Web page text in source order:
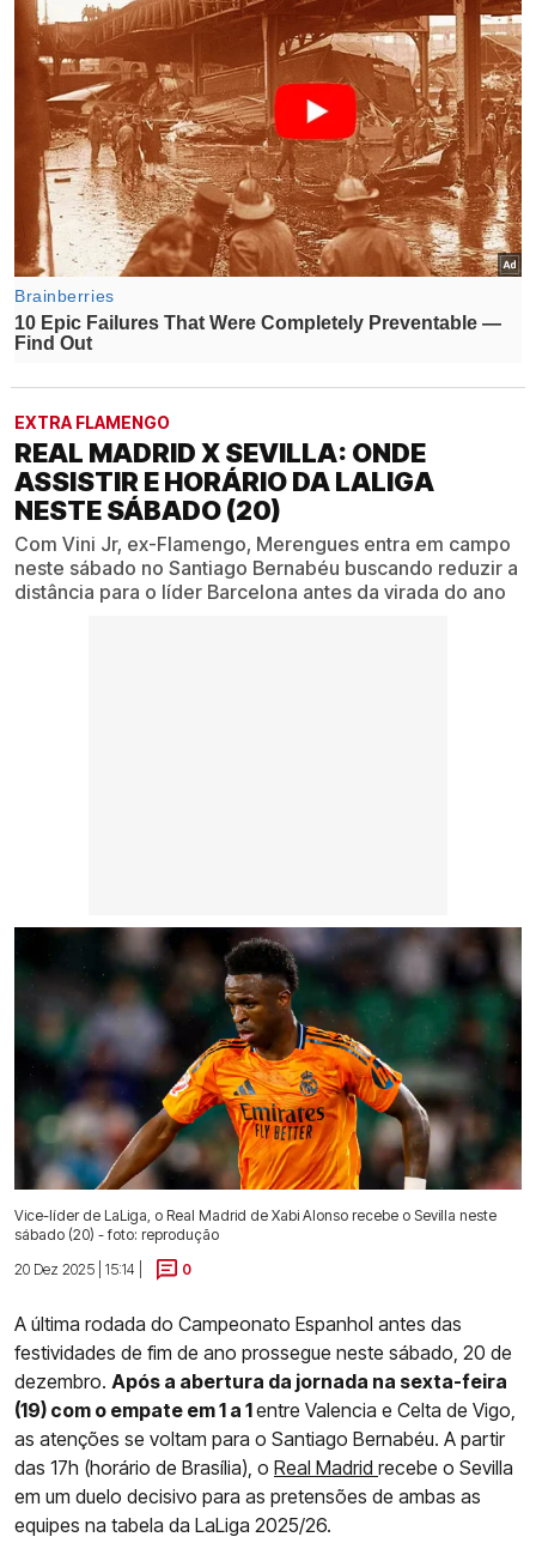
EXTRA FLAMENGO
REAL MADRID X SEVILLA: ONDE
ASSISTIR E HORÁRIO DA LALIGA
NESTE SÁBADO (20)
Com Vini Jr, ex-Flamengo, Merengues entra em campo
neste sábado no Santiago Bernabéu buscando reduzir a
distância para o líder Barcelona antes da virada do ano
Vice-líder de LaLiga, o Real Madrid de Xabi Alonso recebe o Sevilla neste
sábado (20) - foto: reprodução
20 Dez 2025 | 15:14 |
0
A última rodada do Campeonato Espanhol antes das
festividades de fim de ano prossegue neste sábado, 20 de
dezembro. Após a abertura da jornada na sexta-feira
(19) com o empate em 1 a 1entre Valencia e Celta de Vigo,
as atenções se voltam para o Santiago Bernabéu. A partir
das 17h (horário de Brasília), o Real Madrid recebe o Sevilla
em um duelo decisivo para as pretensões de ambas as
equipes na tabela da LaLiga 2025/26.